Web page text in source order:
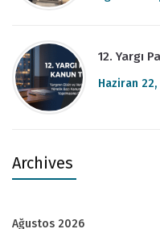
12. Yargı
Haziran
Archives
Ağustos 2026